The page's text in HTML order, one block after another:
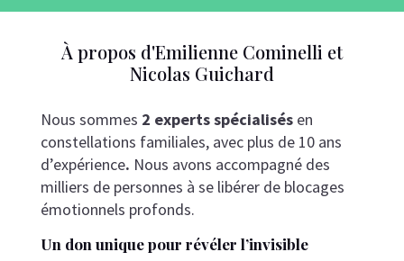
À propos d'Emilienne Cominelli et
Nicolas Guichard
Nous sommes 2 experts spécialisés en
constellations familiales, avec plus de 10 ans
d’expérience. Nous avons accompagné des
milliers de personnes à se libérer de blocages
émotionnels profonds.
Un don unique pour révéler l’invisible